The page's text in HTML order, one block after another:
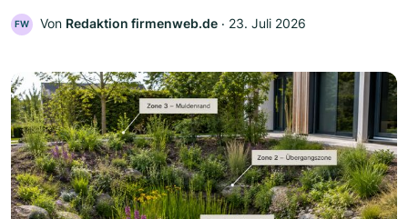
FW Von Redaktion firmenweb.de ‧ 23. Juli 2026